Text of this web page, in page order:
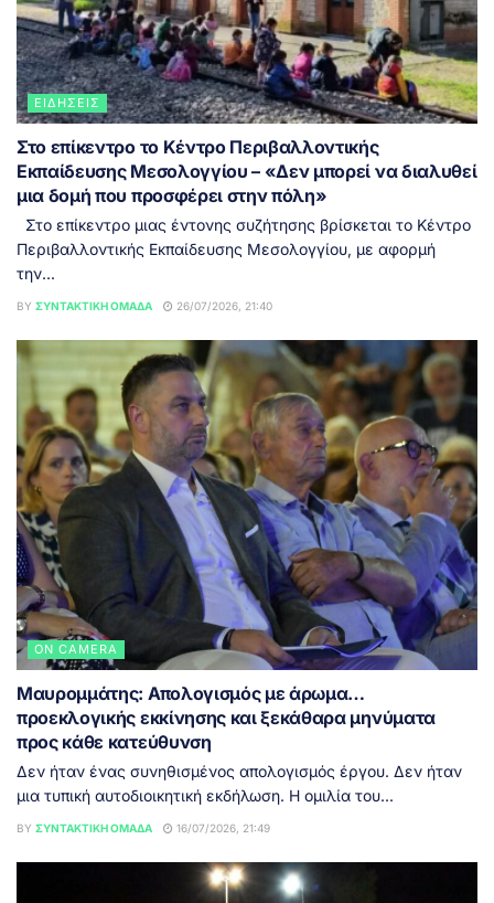
ΕΙΔΉΣΕΙΣ
Στο επίκεντρο το Κέντρο Περιβαλλοντικής
Εκπαίδευσης Μεσολογγίου – «Δεν μπορεί να διαλυθεί
μια δομή που προσφέρει στην πόλη»
Στο επίκεντρο μιας έντονης συζήτησης βρίσκεται το Κέντρο
Περιβαλλοντικής Εκπαίδευσης Μεσολογγίου, με αφορμή
την...
BY ΣΥΝΤΑΚΤΙΚΉ ΟΜΆΔΑ 26/07/2026, 21:40
ON CAMERA
Μαυρομμάτης: Απολογισμός με άρωμα…
προεκλογικής εκκίνησης και ξεκάθαρα μηνύματα
προς κάθε κατεύθυνση
Δεν ήταν ένας συνηθισμένος απολογισμός έργου. Δεν ήταν
μια τυπική αυτοδιοικητική εκδήλωση. Η ομιλία του...
BY ΣΥΝΤΑΚΤΙΚΉ ΟΜΆΔΑ 16/07/2026, 21:49